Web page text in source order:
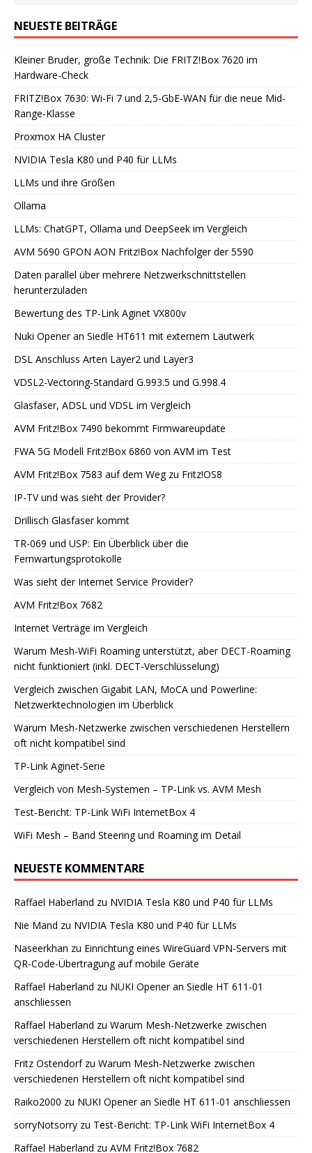
NEUESTE BEITRÄGE
Kleiner Bruder, große Technik: Die FRITZ!Box 7620 im
Hardware-Check
FRITZ!Box 7630: Wi-Fi 7 und 2,5-GbE-WAN für die neue Mid-
Range-Klasse
Proxmox HA Cluster
NVIDIA Tesla K80 und P40 für LLMs
LLMs und ihre Größen
Ollama
LLMs: ChatGPT, Ollama und DeepSeek im Vergleich
AVM 5690 GPON AON Fritz!Box Nachfolger der 5590
Daten parallel über mehrere Netzwerkschnittstellen
herunterzuladen
Bewertung des TP-Link Aginet VX800v
Nuki Opener an Siedle HT611 mit externem Läutwerk
DSL Anschluss Arten Layer2 und Layer3
VDSL2-Vectoring-Standard G.993.5 und G.998.4
Glasfaser, ADSL und VDSL im Vergleich
AVM Fritz!Box 7490 bekommt Firmwareupdate
FWA 5G Modell Fritz!Box 6860 von AVM im Test
AVM Fritz!Box 7583 auf dem Weg zu Fritz!OS8
IP-TV und was sieht der Provider?
Drillisch Glasfaser kommt
TR-069 und USP: Ein Überblick über die
Fernwartungsprotokolle
Was sieht der Internet Service Provider?
AVM Fritz!Box 7682
Internet Verträge im Vergleich
Warum Mesh-WiFi Roaming unterstützt, aber DECT-Roaming
nicht funktioniert (inkl. DECT-Verschlüsselung)
Vergleich zwischen Gigabit LAN, MoCA und Powerline:
Netzwerktechnologien im Überblick
Warum Mesh-Netzwerke zwischen verschiedenen Herstellern
oft nicht kompatibel sind
TP-Link Aginet-Serie
Vergleich von Mesh-Systemen – TP-Link vs. AVM Mesh
Test-Bericht: TP-Link WiFi InternetBox 4
WiFi Mesh – Band Steering und Roaming im Detail
NEUESTE KOMMENTARE
Raffael Haberland zu NVIDIA Tesla K80 und P40 für LLMs
Nie Mand zu NVIDIA Tesla K80 und P40 für LLMs
Naseerkhan zu Einrichtung eines WireGuard VPN-Servers mit
QR-Code-Übertragung auf mobile Geräte
Raffael Haberland zu NUKI Opener an Siedle HT 611-01
anschliessen
Raffael Haberland zu Warum Mesh-Netzwerke zwischen
verschiedenen Herstellern oft nicht kompatibel sind
Fritz Ostendorfzu Warum Mesh-Netzwerke zwischen
verschiedenen Herstellern oft nicht kompatibel sind
Raiko2000 zu NUKI Opener an Siedle HT 611-01 anschliessen
sorryNotsorry zu Test-Bericht: TP-Link WiFi InternetBox 4
Raffael Haberland zu AVM Fritz!Box 7682